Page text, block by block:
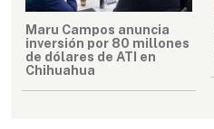
Maru Campos anuncia
inversión por 80 millones
de dólares de ATI en
Chihuahua